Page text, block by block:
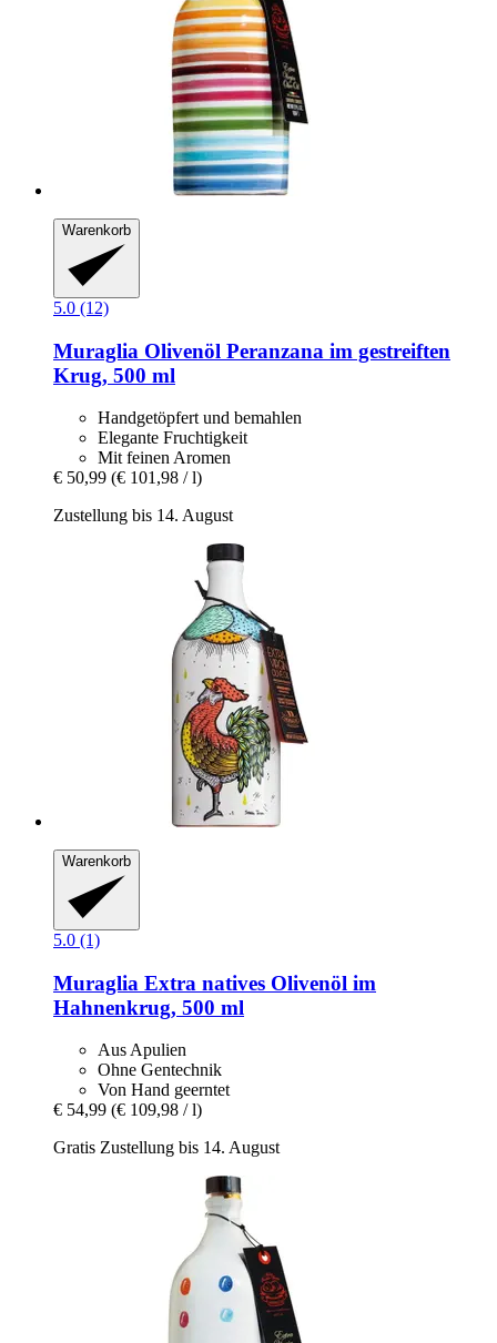
Warenkorb
5.0 (12)
Muraglia Olivenöl Peranzana im gestreiften
Krug, 500 ml
Handgetöpfert und bemahlen
Elegante Fruchtigkeit
Mit feinen Aromen
€ 50,99 (€ 101,98 / l)
Zustellung bis 14. August
Warenkorb
5.0 (1)
Muraglia Extra natives Olivenöl im
Hahnenkrug, 500 ml
Aus Apulien
Ohne Gentechnik
Von Hand geerntet
€ 54,99 (€ 109,98 / l)
Gratis Zustellung bis 14. August